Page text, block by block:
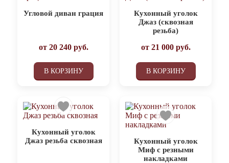
Угловой диван грация
от 20 240руб.
В КОРЗИНУ
Кухонный уголок
Джаз (сквозная
резьба)
от 21 000руб.
В КОРЗИНУ
Кухонный уголок
Джаз резьба сквозная
Кухонный уголок
Миф с резными
накладками